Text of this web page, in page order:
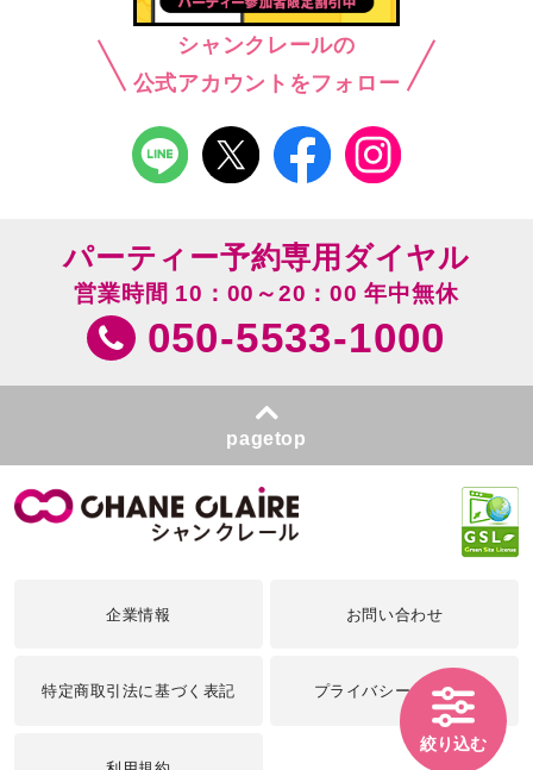
シャンクレールの
公式アカウントをフォロー
絞り込む
パーティー予約専用ダイヤル
営業時間 10：00～20：00 年中無休
050-5533-1000
pagetop
企業情報 お問い合わせ
特定商取引法に基づく表記 プライバシーポリシー